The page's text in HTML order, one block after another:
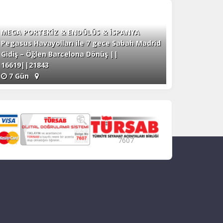
MEGA PORTEKİZ & ENDÜLÜS & İSPANYA
Pegasus Havayolları ile 7 gece Sabah Madrid
Gidiş – Öğlen Barcelona Dönüş ||
16619||21843
7 Gün
7607